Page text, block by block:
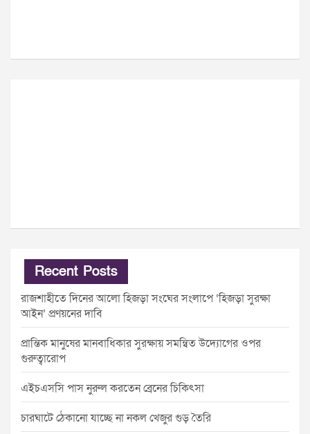
Recent Posts
রাজশাহীতে দিনের আলো হিজড়া সংঘের সংলাপে ‘হিজড়া সুরক্ষা
আইন’ প্রণয়নের দাবি
প্রান্তিক মানুষের মানবাধিকার সুরক্ষায় সমন্বিত উদ্যোগের ওপর
গুরুত্বারোপ
এইচএসসি পাস নুরুল করতেন ব্রেনের চিকিৎসা
চারঘাটে ঠেকানো যাচ্ছে না নকল খেজুর গুড় তৈরি